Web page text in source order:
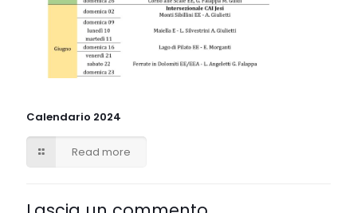
Calendario 2024
Read more